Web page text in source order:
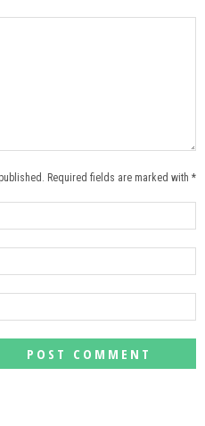
Required fields are marked with *